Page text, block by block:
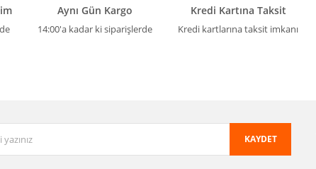
Aynı Gün Kargo
14:00'a kadar ki siparişlerde
Kredi Kartına Taksit
Kredi kartlarına taksit imkanı
KAYDET